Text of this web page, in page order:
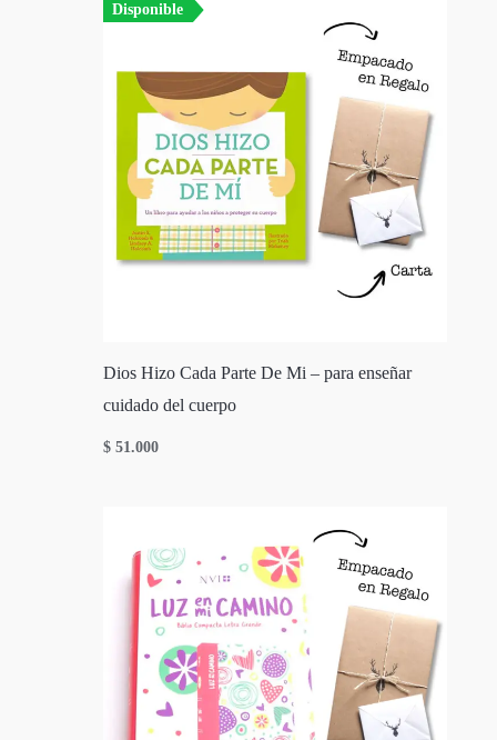
Disponible
Dios Hizo Cada Parte De Mi – para enseñar
cuidado del cuerpo
$ 51.000